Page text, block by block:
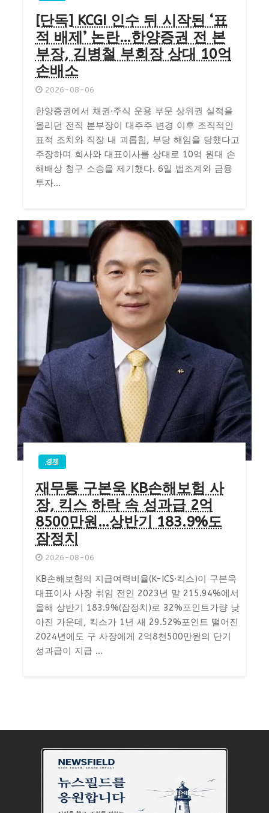
[단독] KCGI 인수 뒤 시작된 ‘표
적 배제’ 논란…한양증권 전 본
부장, 김병철 부회장 상대 10억
손배소
2026-08-06
한양증권에서 채권·주식 운용 부문 상위권 실적을
올리던 전직 본부장이 대주주 변경 이후 조직적인
표적 조치와 직장 내 괴롭힘, 부당 해임을 당했다고
주장하며 회사와 대표이사를 상대로 10억 원대 손
해배상 청구 소송을 제기했다. 6일 법조계와 금융
투자...
경제
재무통 구본욱 KB손해보험 사
장, 킥스 하락 속 성과급 2억
8500만원…상반기 183.9%도
잠정치
2026-08-06
KB손해보험의 지급여력비율(K-ICS·킥스)이 구본욱
대표이사 사장 취임 전인 2023년 말 215.94%에서
올해 상반기 183.9%(잠정치)로 32%포인트가량 낮
아진 가운데, 킥스가 1년 새 29.52%포인트 떨어진
2024년에도 구 사장에게 2억8천500만원의 단기
성과급이 지급 ...